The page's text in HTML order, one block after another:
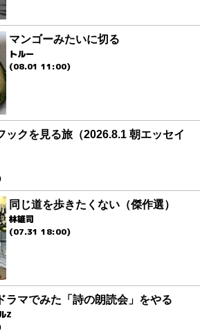
マンゴーみたいに切る
トルー
(08.01 11:00)
ックを見る旅（2026.8.1 朝エッセイ
同じ道を歩きたくない（傑作選）
林雄司
(07.31 18:00)
ラマでみた「詩の朗読会」をやる
Z